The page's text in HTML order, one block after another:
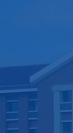
师资队伍